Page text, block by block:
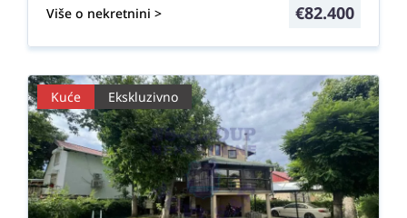
Više o nekretnini > €82.400
Kuće Ekskluzivno